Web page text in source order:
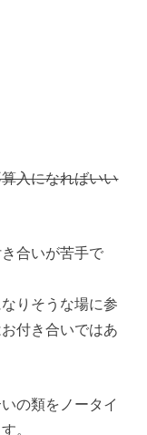
入になればいい
合いが苦手で
りそうな場に参
付き合いではあ
の類をノータイ
。